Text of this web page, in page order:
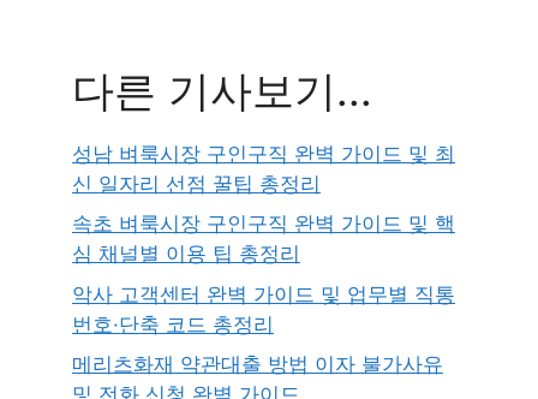
다른 기사보기...
성남 벼룩시장 구인구직 완벽 가이드 및 최
신 일자리 선점 꿀팁 총정리
속초 벼룩시장 구인구직 완벽 가이드 및 핵
심 채널별 이용 팁 총정리
악사 고객센터 완벽 가이드 및 업무별 직통
번호·단축 코드 총정리
메리츠화재 약관대출 방법 이자 불가사유